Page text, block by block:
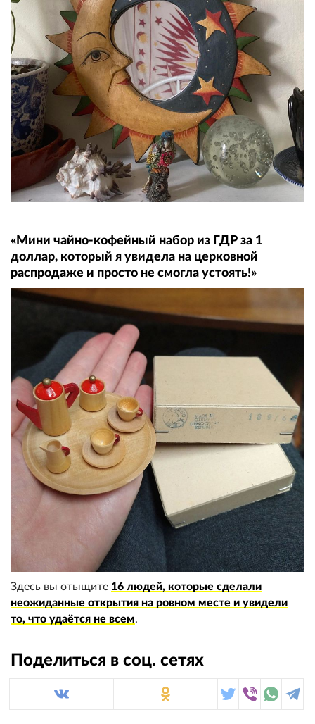
«Мини чайно-кофейный набор из ГДР за 1
доллар, который я увидела на церковной
распродаже и просто не смогла устоять!»
Здесь вы отыщите 16 людей, которые сделали
неожиданные открытия на ровном месте и увидели
то, что удаётся не всем.
Поделиться в соц. сетях